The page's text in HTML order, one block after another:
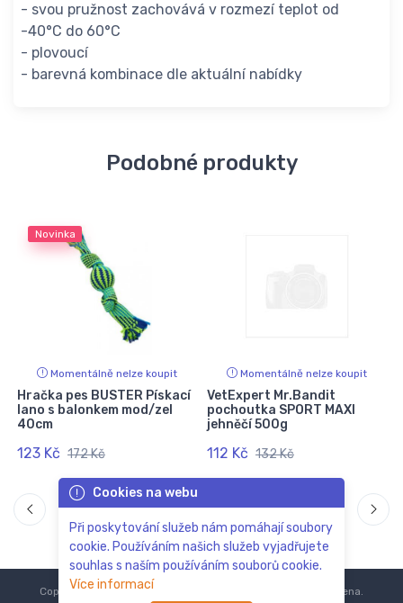
- svou pružnost zachovává v rozmezí teplot od
-40°C do 60°C
- plovoucí
- barevná kombinace dle aktuální nabídky
Podobné produkty
Novinka
Momentálně nelze koupit
Hračka pes BUSTER Pískací
lano s balonkem mod/zel
40cm
123 Kč 172 Kč
Momentálně nelze koupit
VetExpert Mr.Bandit
pochoutka SPORT MAXI
jehněčí 500g
112 Kč 132 Kč
Cookies na webu
Při poskytování služeb nám pomáhají soubory
cookie. Používáním našich služeb vyjadřujete
souhlas s naším používáním souborů cookie.
Více informací
Copyright © 2018-2024 Všechna práva vyhrazena.